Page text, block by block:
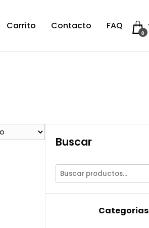
Carrito Contacto FAQ
0
Buscar
Categorias